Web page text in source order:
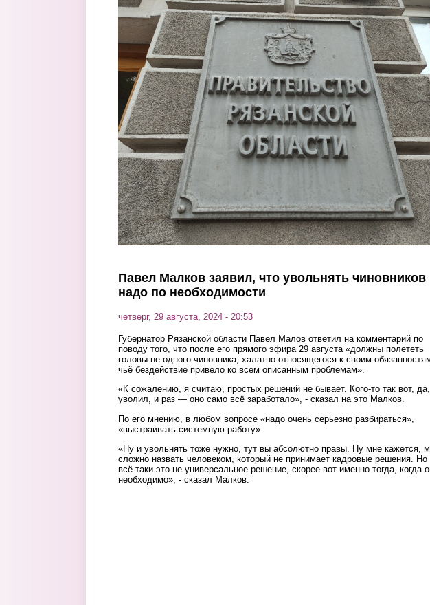
Перейти к основному содержанию
Павел Малков заявил, что увольнять чиновников
надо по необходимости
четверг, 29 августа, 2024 - 20:53
Губернатор Рязанской области Павел Малов ответил на комментарий по
поводу того, что после его прямого эфира 29 августа «должны полететь
головы не одного чиновника, халатно относящегося к своим
чьё бездействие привело ко всем описанным проблемам».
«К сожалению, я считаю, простых решений не бывает. Кого-то так вот, да,
уволил, и раз — оно само всё заработало», - сказал на это Малков.
По его мнению, в любом вопросе «надо очень серьезно разбираться»,
«выстраивать системную работу».
«Ну и увольнять тоже нужно, тут вы абсолютно правы. Ну мне кажется,
сложно назвать человеком, который не принимает кадровые решения. Но
всё-таки это не универсальное решение, скорее вот именно тогда, когда
необходимо», - сказал Малков.